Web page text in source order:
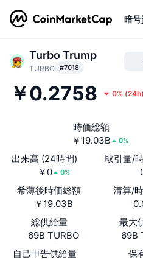
暗
Turbo Trump
TURBO #7018
￥0.2758 0% (24h)
時価総額
￥19.03B
0%
出来高 (24時間)
￥0
0%
取引量/
希薄後時価総額
￥19.03B
清算/
総供給量
69B TURBO
最大
69B
自己申告供給量
保